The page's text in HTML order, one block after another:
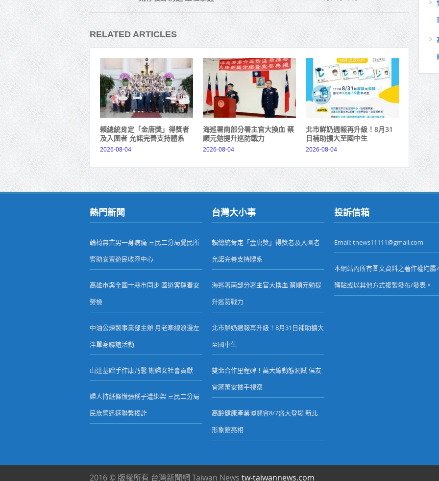
RELATED ARTICLES
賴總統肯定「金唐獎」得獎者
及入圍者 允諾完善支持體系
2026-08-04
海巡署南部分署主官大換血 蔡
順元勉提升巡防戰力
2026-08-04
北市鮮奶週報再升級！8月31
日補助擴大至國中生
2026-08-04
熱門新聞
輪椅無業男一身病痛 三民二分局覺民所
警助安置遊民收容中心
高雄市與全國十縣市同步 國道客運春安
勞檢
中油公煉製事業部主辦 月老牽線浪漫左
泮單身聯誼活動
山達基贈手作康乃馨 謝婦女社會貢獻
婦人持紙條慌張稱子遭綁架 三民二分局
民族警迅速聯繫揭詐
台灣大小事
賴總統肯定「金唐獎」得獎者及入圍者
允諾完善支持體系
海巡署南部分署主官大換血 蔡順元勉提
升巡防戰力
北市鮮奶週報再升級！8月31日補助擴大
至國中生
雙北合作里程碑！萬大線動態測試 侯友
宜蔣萬安攜手視察
高齡健康產業博覽會8/7盛大登場 新北
形象館亮相
投訴信箱
Email: tnews11111@gmail.com
本網站內所有圖文資料之著作權均
轉貼或以其他方式複製發布/發表。
2016 © 版權所有 台灣新聞網 Taiwan News tw-taiwannews.com